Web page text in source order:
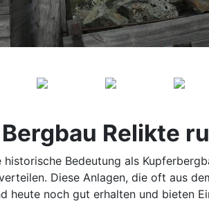
Relikte
Bedeutung als
Diese Anlagen, die oft aus
heute noch gut erhalten und bieten